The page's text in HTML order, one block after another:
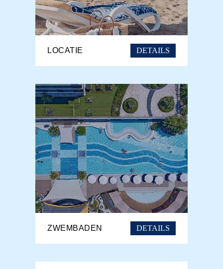
LOCATIE DETAILS
ZWEMBADEN DETAILS